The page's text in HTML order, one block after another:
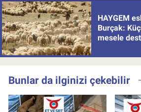
HAYGEM
Burçak:
mesele
Bunlar da ilginizi çekebilir